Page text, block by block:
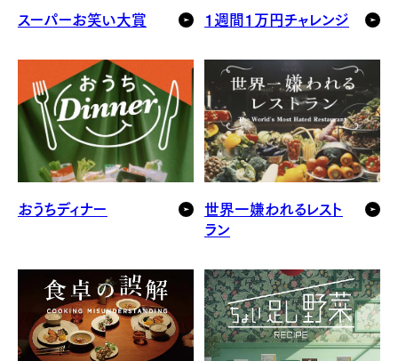
スーパーお笑い大賞 1週間1万円チャレンジ
おうちディナー
世界一嫌われるレスト
ラン